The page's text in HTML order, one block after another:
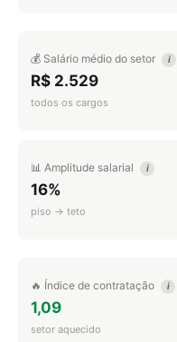
💰 Salário médio do setor i
R$ 2.529
todos os cargos
📊 Amplitude salarial i
16%
piso → teto
🔥 Índice de contratação i
1,09
setor aquecido